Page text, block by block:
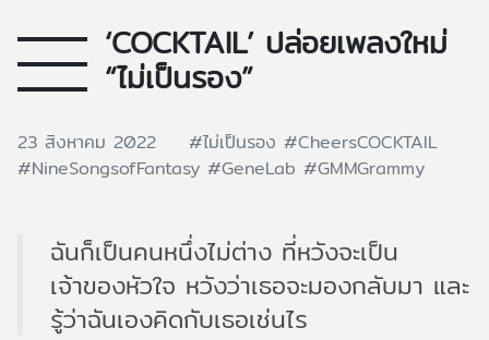
‘COCKTAIL’ ปล่อยเพลงใหม่
“ไม่เป็นรอง”
23 สิงหาคม 2022 #ไม่เป็นรอง #CheersCOCKTAIL
#NineSongsofFantasy #GeneLab #GMMGrammy
ฉันก็เป็นคนหนึ่งไม่ต่าง ที่หวังจะเป็น
เจ้าของหัวใจ หวังว่าเธอจะมองกลับมา และ
รู้ว่าฉันเองคิดกับเธอเช่นไร